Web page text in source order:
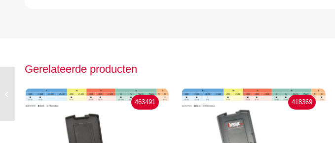
Gerelateerde producten
463491 418369
Hepyc centreerboor
6.3x16x74.0